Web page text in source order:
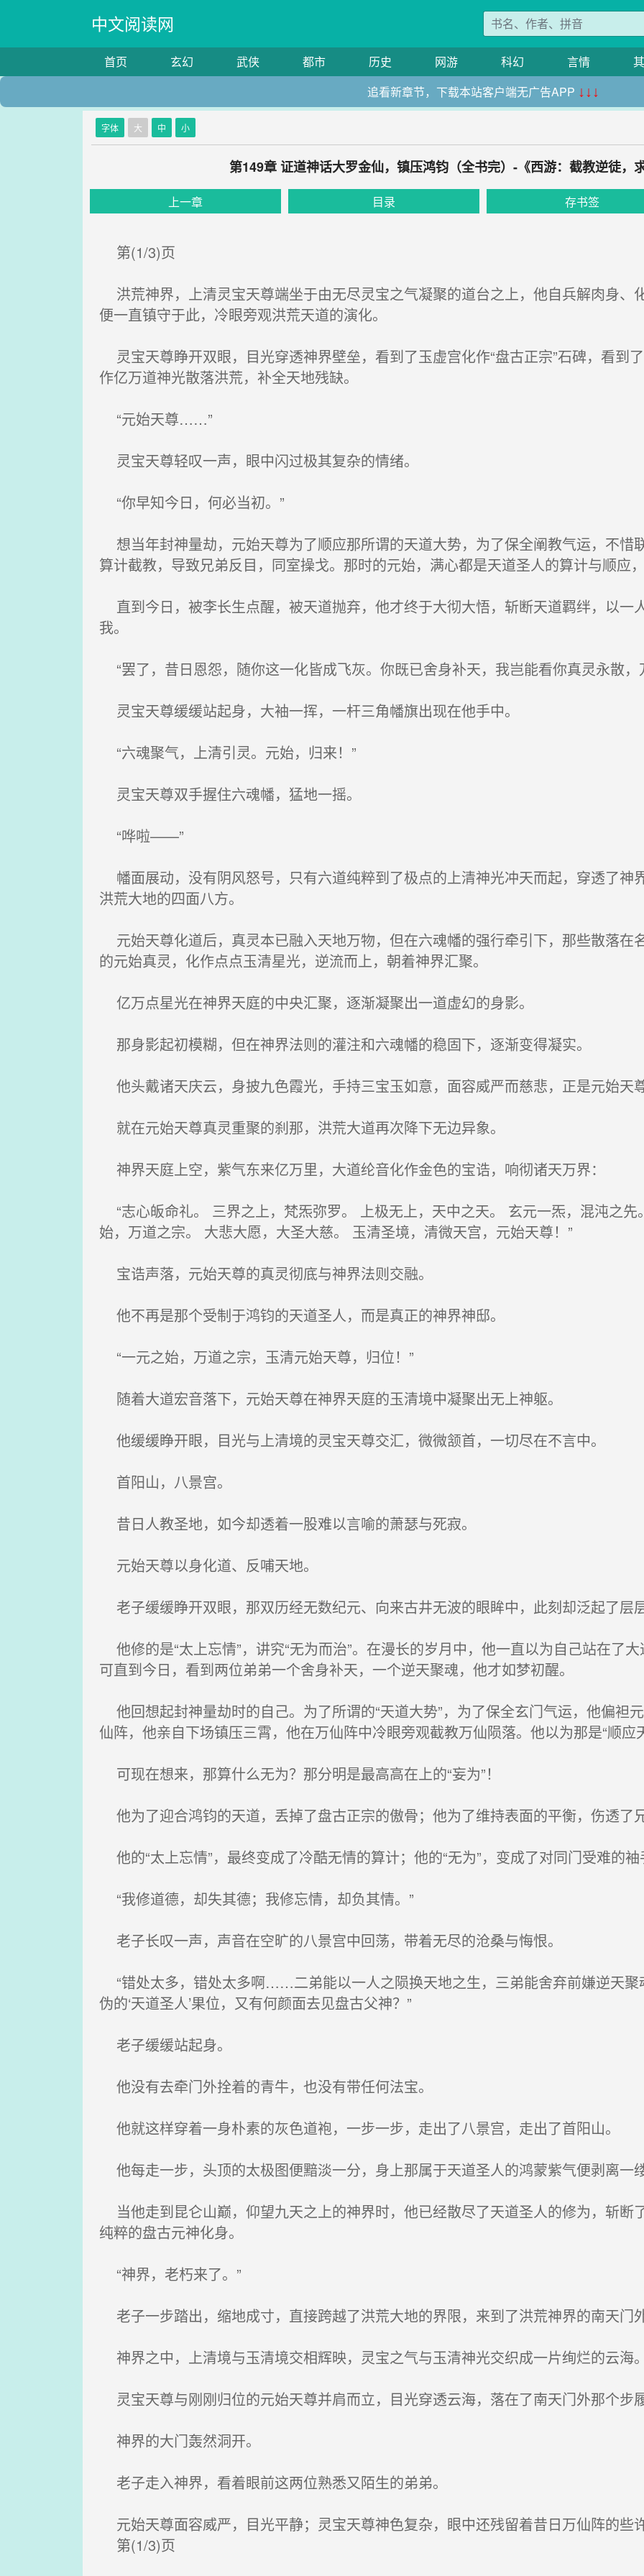
中文阅读网
首页 玄幻 武侠 都市 历史 网游 科幻 言情
追看新章节，下载本站客户端无广告APP ↓↓↓
字体 大 中 小
第149章 证道神话大罗金仙，镇压鸿钧（全书完）-《西游：截教逆徒，
上一章 目录 存书签
第(1/3)页
洪荒神界，上清灵宝天尊端坐于由无尽灵宝之气凝聚的道台之上，他自兵解肉身、
便一直镇守于此，冷眼旁观洪荒天道的演化。
灵宝天尊睁开双眼，目光穿透神界壁垒，看到了玉虚宫化作“盘古正宗”石碑，看到
作亿万道神光散落洪荒，补全天地残缺。
“元始天尊……”
灵宝天尊轻叹一声，眼中闪过极其复杂的情绪。
“你早知今日，何必当初。”
想当年封神量劫，元始天尊为了顺应那所谓的天道大势，为了保全阐教气运，不惜
算计截教，导致兄弟反目，同室操戈。那时的元始，满心都是天道圣人的算计与顺应
直到今日，被李长生点醒，被天道抛弃，他才终于大彻大悟，斩断天道羁绊，以一
我。
“罢了，昔日恩怨，随你这一化皆成飞灰。你既已舍身补天，我岂能看你真灵永散，
灵宝天尊缓缓站起身，大袖一挥，一杆三角幡旗出现在他手中。
“六魂聚气，上清引灵。元始，归来！”
灵宝天尊双手握住六魂幡，猛地一摇。
“哗啦——”
幡面展动，没有阴风怒号，只有六道纯粹到了极点的上清神光冲天而起，穿透了神
洪荒大地的四面八方。
元始天尊化道后，真灵本已融入天地万物，但在六魂幡的强行牵引下，那些散落在
的元始真灵，化作点点玉清星光，逆流而上，朝着神界汇聚。
亿万点星光在神界天庭的中央汇聚，逐渐凝聚出一道虚幻的身影。
那身影起初模糊，但在神界法则的灌注和六魂幡的稳固下，逐渐变得凝实。
他头戴诸天庆云，身披九色霞光，手持三宝玉如意，面容威严而慈悲，正是元始天
就在元始天尊真灵重聚的刹那，洪荒大道再次降下无边异象。
神界天庭上空，紫气东来亿万里，大道纶音化作金色的宝诰，响彻诸天万界：
“志心皈命礼。 三界之上，梵炁弥罗。 上极无上，天中之天。 玄元一炁，混沌之
始，万道之宗。 大悲大愿，大圣大慈。 玉清圣境，清微天宫，元始天尊！”
宝诰声落，元始天尊的真灵彻底与神界法则交融。
他不再是那个受制于鸿钧的天道圣人，而是真正的神界神邸。
“一元之始，万道之宗，玉清元始天尊，归位！”
随着大道宏音落下，元始天尊在神界天庭的玉清境中凝聚出无上神躯。
他缓缓睁开眼，目光与上清境的灵宝天尊交汇，微微颔首，一切尽在不言中。
首阳山，八景宫。
昔日人教圣地，如今却透着一股难以言喻的萧瑟与死寂。
元始天尊以身化道、反哺天地。
老子缓缓睁开双眼，那双历经无数纪元、向来古井无波的眼眸中，此刻却泛起了层
他修的是“太上忘情”，讲究“无为而治”。在漫长的岁月中，他一直以为自己站在了
可直到今日，看到两位弟弟一个舍身补天，一个逆天聚魂，他才如梦初醒。
他回想起封神量劫时的自己。为了所谓的“天道大势”，为了保全玄门气运，他偏袒
仙阵，他亲自下场镇压三霄，他在万仙阵中冷眼旁观截教万仙陨落。他以为那是“顺应
可现在想来，那算什么无为？那分明是最高高在上的“妄为”！
他为了迎合鸿钧的天道，丢掉了盘古正宗的傲骨；他为了维持表面的平衡，伤透了
他的“太上忘情”，最终变成了冷酷无情的算计；他的“无为”，变成了对同门受难的
“我修道德，却失其德；我修忘情，却负其情。”
老子长叹一声，声音在空旷的八景宫中回荡，带着无尽的沧桑与悔恨。
“错处太多，错处太多啊……二弟能以一人之陨换天地之生，三弟能舍弃前嫌逆天聚
伪的‘天道圣人’果位，又有何颜面去见盘古父神？”
老子缓缓站起身。
他没有去牵门外拴着的青牛，也没有带任何法宝。
他就这样穿着一身朴素的灰色道袍，一步一步，走出了八景宫，走出了首阳山。
他每走一步，头顶的太极图便黯淡一分，身上那属于天道圣人的鸿蒙紫气便剥离一
当他走到昆仑山巅，仰望九天之上的神界时，他已经散尽了天道圣人的修为，斩断
纯粹的盘古元神化身。
“神界，老朽来了。”
老子一步踏出，缩地成寸，直接跨越了洪荒大地的界限，来到了洪荒神界的南天门
神界之中，上清境与玉清境交相辉映，灵宝之气与玉清神光交织成一片绚烂的云海
灵宝天尊与刚刚归位的元始天尊并肩而立，目光穿透云海，落在了南天门外那个步
神界的大门轰然洞开。
老子走入神界，看着眼前这两位熟悉又陌生的弟弟。
元始天尊面容威严，目光平静；灵宝天尊神色复杂，眼中还残留着昔日万仙阵的些
第(1/3)页